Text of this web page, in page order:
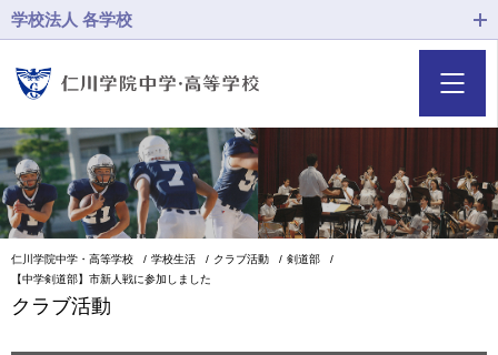
学校法人 各学校
仁川学院中学・高等学校 学校生活 クラブ活動
剣道部
【中学剣道部】市新人戦に参加しました
クラブ活動